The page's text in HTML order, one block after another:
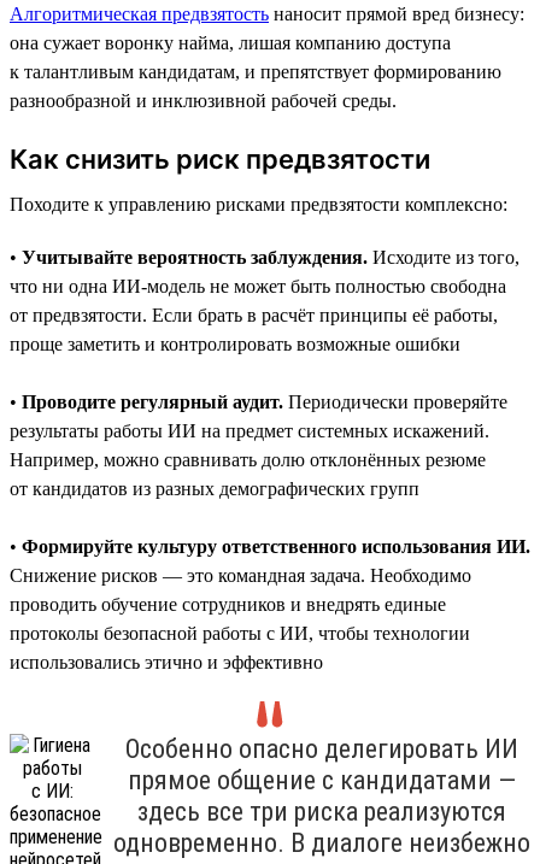
Алгоритмическая предвзятость наносит прямой вред бизнесу:
она сужает воронку найма, лишая компанию доступа
к талантливым кандидатам, и препятствует формированию
разнообразной и инклюзивной рабочей среды.
Как снизить риск предвзятости
Походите к управлению рисками предвзятости комплексно:
• Учитывайте вероятность заблуждения. Исходите из того,
что ни одна ИИ-модель не может быть полностью свободна
от предвзятости. Если брать в расчёт принципы её работы,
проще заметить и контролировать возможные ошибки
• Проводите регулярный аудит. Периодически проверяйте
результаты работы ИИ на предмет системных искажений.
Например, можно сравнивать долю отклонённых резюме
от кандидатов из разных демографических групп
• Формируйте культуру ответственного использования ИИ.
Снижение рисков — это командная задача. Необходимо
проводить обучение сотрудников и внедрять единые
протоколы безопасной работы с ИИ, чтобы технологии
использовались этично и эффективно
Особенно опасно делегировать ИИ
прямое общение с кандидатами —
здесь все три риска реализуются
одновременно. В диалоге неизбежно